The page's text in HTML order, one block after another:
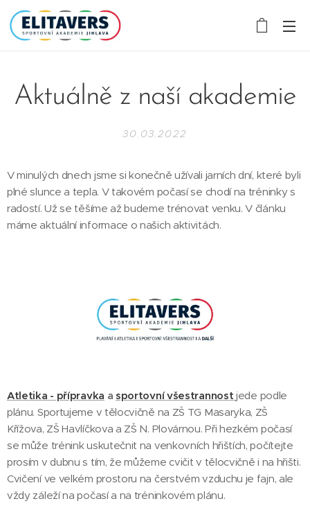
Aktuálně z naší akademie
30.03.2022
V minulých dnech jsme si konečně užívali jarních dní, které byli
plné slunce a tepla. V takovém počasí se chodí na tréninky s
radostí. Už se těšíme až budeme trénovat venku. V článku
máme aktuální informace o našich aktivitách.
Atletika - přípravka asportovní všestrannost jede podle
plánu. Sportujeme v tělocvičně na ZŠ TG Masaryka, ZŠ
Křížova, ZŠ Havlíčkova a ZŠ N. Plovárnou. Při hezkém počasí
se může trénink uskutečnit na venkovních hřištích, počítejte
prosím v dubnu s tím, že můžeme cvičit v tělocvičně i na hřišti.
Cvičení ve velkém prostoru na čerstvém vzduchu je fajn, ale
vždy záleží na počasí a na tréninkovém plánu.